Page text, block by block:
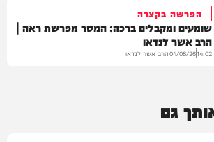
הפרשה בקצרה
שומעים ומקבלים ברכה: המסר מפרשת ראה |
הרב אשר לנדאו
14:02
04/08/26הרב אשר לנדאו
גם